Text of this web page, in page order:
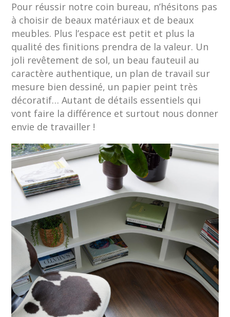
Pour réussir notre coin bureau, n’hésitons pas
à choisir de beaux matériaux et de beaux
meubles. Plus l’espace est petit et plus la
qualité des finitions prendra de la valeur. Un
joli revêtement de sol, un beau fauteuil au
caractère authentique, un plan de travail sur
mesure bien dessiné, un papier peint très
décoratif… Autant de détails essentiels qui
vont faire la différence et surtout nous donner
envie de travailler !